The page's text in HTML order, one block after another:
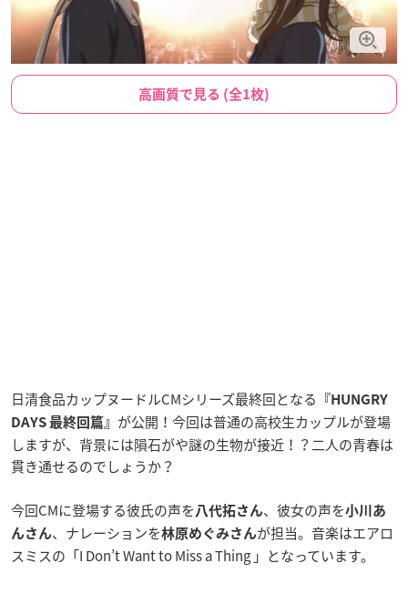
高画質で見る (全1枚)
日清食品カップヌードルCMシリーズ最終回となる
『HUNGRY
DAYS 最終回篇』 が公開！今回は普通の高校生カップルが登場
しますが、背景には隕石がや謎の生物が接近！？二人の青春は
貫き通せるのでしょうか？
今回CMに登場する彼氏の声を 八代拓さん、彼女の声を小川あ
んさん、ナレーションを林原めぐみさんが担当。音楽はエアロ
スミスの「I Don’t Want to Miss a Thing 」となっています。